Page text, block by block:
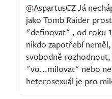
@AspartusCZ Já
jako Tomb Raider
"definovat" , od roku
nikdo zapotřebí
svobodně
"vo...milovat" nebo
heterosexuál je pro